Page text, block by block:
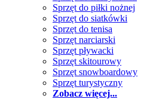
Sprzęt do piłki nożnej
Sprzęt do siatkówki
Sprzęt do tenisa
Sprzęt narciarski
Sprzęt pływacki
Sprzęt skitourowy
Sprzęt snowboardowy
Sprzęt turystyczny
Zobacz więcej...